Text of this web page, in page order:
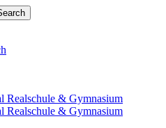
Realschule & Gymnasium
Realschule & Gymnasium